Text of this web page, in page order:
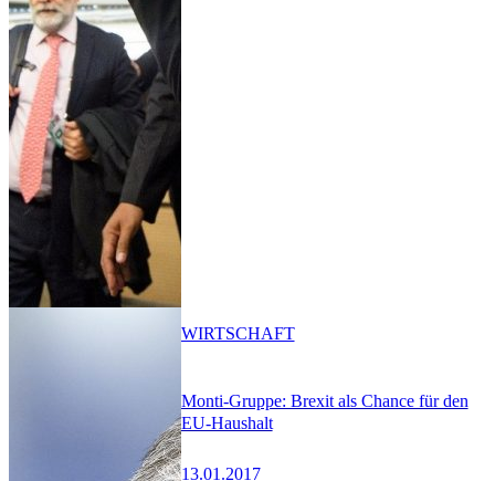
Monti-Gruppe: Brexit als Chance für den
EU-Haushalt
13.01.2017
WIRTSCHAFT